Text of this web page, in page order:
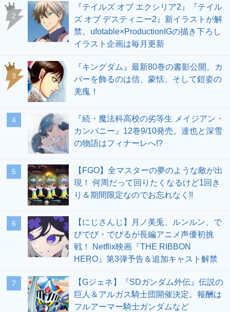
2
『テイルズ オブ エクシリア2』『テイル
ズ オブ デスティニー2』新イラストが解
禁。ufotable×ProductionIGの描き下ろし
イラスト企画は毎月更新
3
『キングダム』最新80巻の書影公開。カ
バーを飾るのは信、蒙恬、そして鎧姿の
羌瘣！
4
『続・魔法科高校の劣等生 メイジアン・
カンパニー』12巻9/10発売。達也と深雪
の物語はフィナーレへ!?
5
【FGO】全マスターの夢のような敵が出
現！ 何周だって回りたくなるけど1回き
り＆期間限定なのでお忘れなく!!
6
【にじさんじ】月ノ美兎、ルンルン、で
びでび・でびるが長編アニメ声優初挑
戦！ Netflix映画『THE RIBBON
HERO』第3弾予告＆追加キャスト解禁
7
【Gジェネ】『SDガンダム外伝』伝説の
巨人＆アルガス騎士団開催決定。報酬は
フルアーマー騎士ガンダムなど